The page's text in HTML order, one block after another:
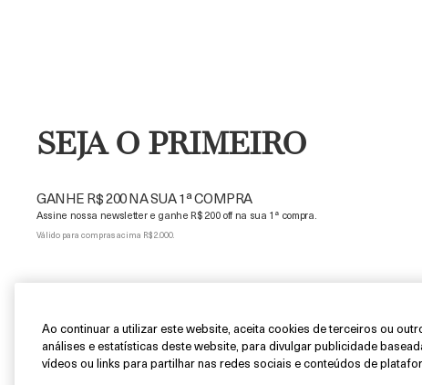
SEJA O PRIMEIRO
GANHE R$ 200 NA SUA 1ª COMPRA
Assine nossa newsletter e ganhe R$ 200 off na sua 1ª compra.
Válido para compras acima R$ 2.000.
Ao continuar a utilizar este website, aceita cookies de terceiros ou
análises e estatísticas deste website, para divulgar publicidade
vídeos ou links para partilhar nas redes sociais e conteúdos de